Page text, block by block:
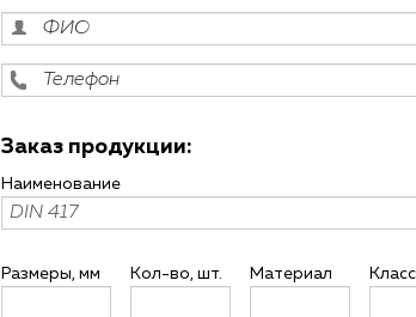
Заказ продукции:
Наименование
Размеры, мм Кол-во, шт. Материал